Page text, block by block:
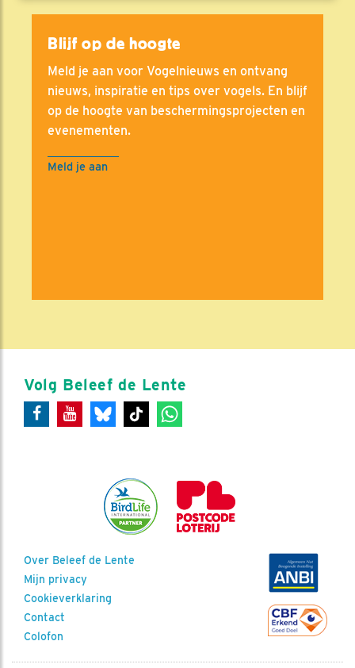
Blijf op de hoogte
Meld je aan voor Vogelnieuws en ontvang
nieuws, inspiratie en tips over vogels. En blijf
op de hoogte van beschermingsprojecten en
evenementen.
Meld je aan
Volg Beleef de Lente
Over Beleef de Lente
Mijn privacy
Cookieverklaring
Contact
Colofon